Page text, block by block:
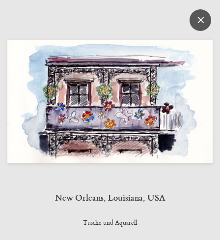
×
New Orleans, Louisiana, USA
Tusche und Aquarell